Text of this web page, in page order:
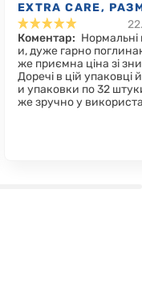
EXTRA CARE,
6-10 КГ, 96 ШТ.
Коментар: Нормальні
и, дуже гарно
же приємна ціна зі
Доречі в цій упаковці
и упаковки по 32
же зручно у